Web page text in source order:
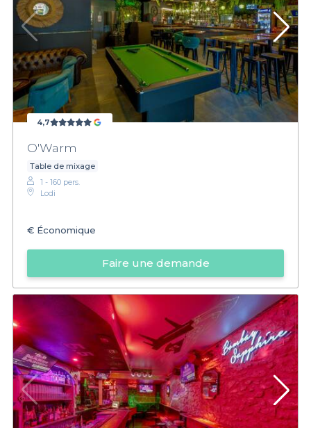
4,7
O'Warm
Table de mixage
1 - 160 pers.
Lodi
€ Économique
Faire une demande